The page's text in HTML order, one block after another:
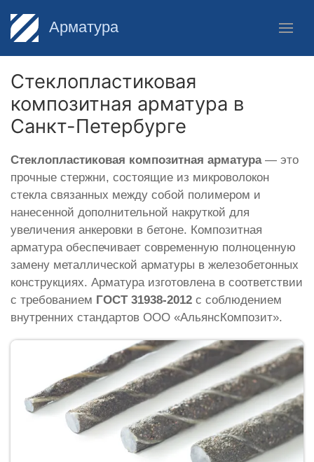
Арматура
Стеклопластиковая
композитная арматура в
Санкт-Петербурге
Стеклопластиковая композитная арматура— это
прочные стержни, состоящие из микроволокон
стекла связанных между собой полимером и
нанесенной дополнительной накруткой для
увеличения анкеровки в бетоне. Композитная
арматура обеспечивает современную полноценную
замену металлической арматуры в железобетонных
конструкциях. Арматура изготовлена в соответствии
с требованием ГОСТ 31938-2012 с соблюдением
внутренних стандартов ООО «АльянсКомпозит».